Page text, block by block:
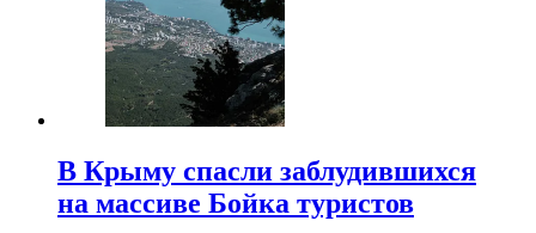
В Крыму спасли заблудившихся
на массиве Бойка туристов